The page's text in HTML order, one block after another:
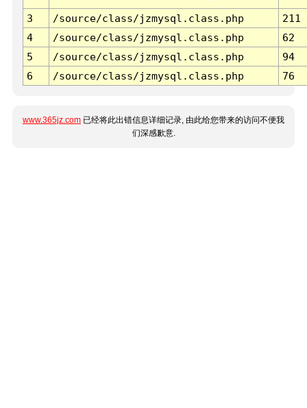
3 /source/class/jzmysql.class.php
211
4
/source/class/jzmysql.class.php
62
5
/source/class/jzmysql.class.php
94
6
/source/class/jzmysql.class.php 76
www.365jz.com 已经将此出错信息详细记录, 由此给您带来的访问不便我
们深感歉意.